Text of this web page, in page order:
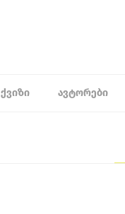
ᲥᲕᲘᲖᲘ ᲐᲕᲢᲝᲠᲔᲑᲘ